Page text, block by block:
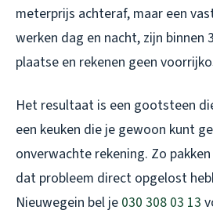
meterprijs achteraf, maar een
werken dag en nacht, zijn binnen
plaatse en rekenen geen
Het resultaat is een gootsteen
een keuken die je gewoon kunt
onverwachte rekening. Zo
dat probleem direct opgelost
Nieuwegein bel je 030 308 03 13